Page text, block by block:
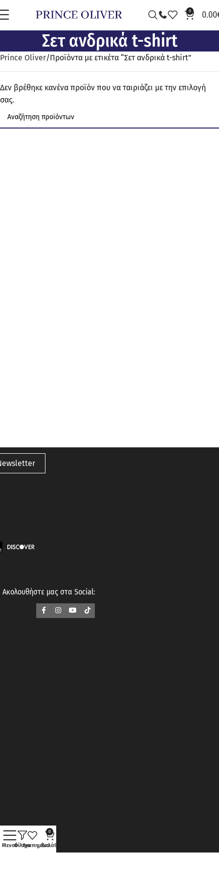
0 0.00
Σετ ανδρικά t-shirt
Prince Oliver Προϊόντα με ετικέτα “Σετ ανδρικά t-shirt”
Δεν βρέθηκε κανένα προϊόν που να ταιριάζει με την επιλογή
σας.
Ακολουθήστε μας στα Social:
ΜενούΦίλτραΑγαπημένα
0
Καλάθι